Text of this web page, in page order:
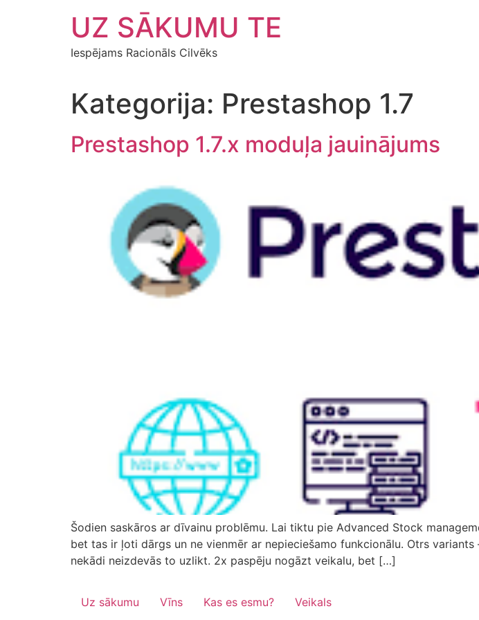
UZ SĀKUMU TE
Iespējams Racionāls Cilvēks
Kategorija: Prestashop 1.7
Prestashop 1.7.x moduļa jauinājums
Šodien saskāros ar dīvainu problēmu. Lai tiktu pie Advanced Stock
bet tas ir ļoti dārgs un ne vienmēr ar nepieciešamo funkcionālu. Otrs variants
nekādi neizdevās to uzlikt. 2x paspēju nogāzt veikalu, bet […]
Uz sākumu Vīns Kas es esmu?
Veikals